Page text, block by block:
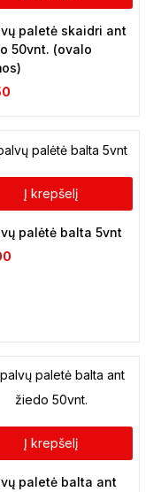
paletė skaidri ant
50vnt. (ovalo
Į krepšelį
palėtė balta 5vnt
Į krepšelį
paletė balta ant